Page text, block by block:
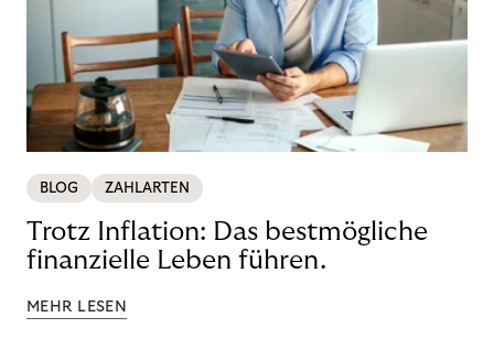
BLOG ZAHLARTEN
Trotz Inflation: Das bestmögliche
finanzielle Leben führen.
MEHR LESEN